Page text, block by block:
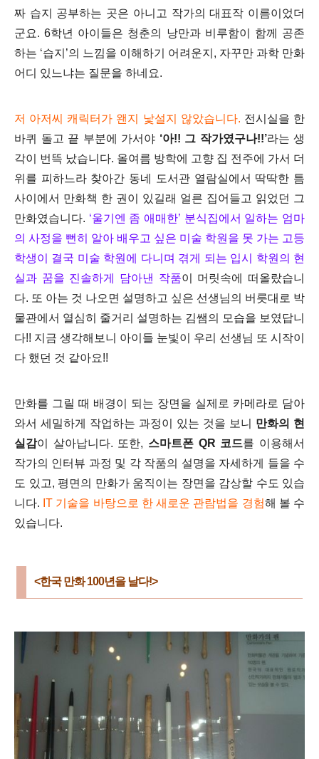
짜 습지 공부하는 곳은 아니고 작가의 대표작 이름이었더
군요. 6학년 아이들은 청춘의 낭만과 비루함이 함께 공존
하는 ‘습지’의 느낌을 이해하기 어려운지, 자꾸만 과학 만화
어디 있느냐는 질문을 하네요.
저 아저씨 캐릭터가 왠지 낯설지 않았습니다. 전시실을 한
바퀴 돌고 끝 부분에 가서야 ‘아!! 그 작가였구나!!’라는 생
각이 번뜩 났습니다. 올여름 방학에 고향 집 전주에 가서 더
위를 피하느라 찾아간 동네 도서관 열람실에서 딱딱한 틈
사이에서 만화책 한 권이 있길래 얼른 집어들고 읽었던 그
만화였습니다. ‘울기엔 좀 애매한’ 분식집에서 일하는 엄마
의 사정을 뻔히 알아 배우고 싶은 미술 학원을 못 가는 고등
학생이 결국 미술 학원에 다니며 겪게 되는 입시 학원의 현
실과 꿈을 진솔하게 담아낸 작품이 머릿속에 떠올랐습니
다. 또 아는 것 나오면 설명하고 싶은 선생님의 버릇대로 박
물관에서 열심히 줄거리 설명하는 김쌤의 모습을 보였답니
다!! 지금 생각해보니 아이들 눈빛이 우리 선생님 또 시작이
다 했던 것 같아요!!
만화를 그릴 때 배경이 되는 장면을 실제로 카메라로 담아
와서 세밀하게 작업하는 과정이 있는 것을 보니 만화의 현
실감이 살아납니다. 또한, 스마트폰 QR 코드를 이용해서
작가의 인터뷰 과정 및 각 작품의 설명을 자세하게 들을 수
도 있고, 평면의 만화가 움직이는 장면을 감상할 수도 있습
니다. IT 기술을 바탕으로 한 새로운 관람법을 경험해 볼 수
있습니다.
<한국 만화 100년을 날다!>